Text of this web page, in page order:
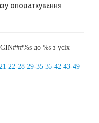
оподаткування
до %s з усіх
22-28 29-35 36-42 43-49